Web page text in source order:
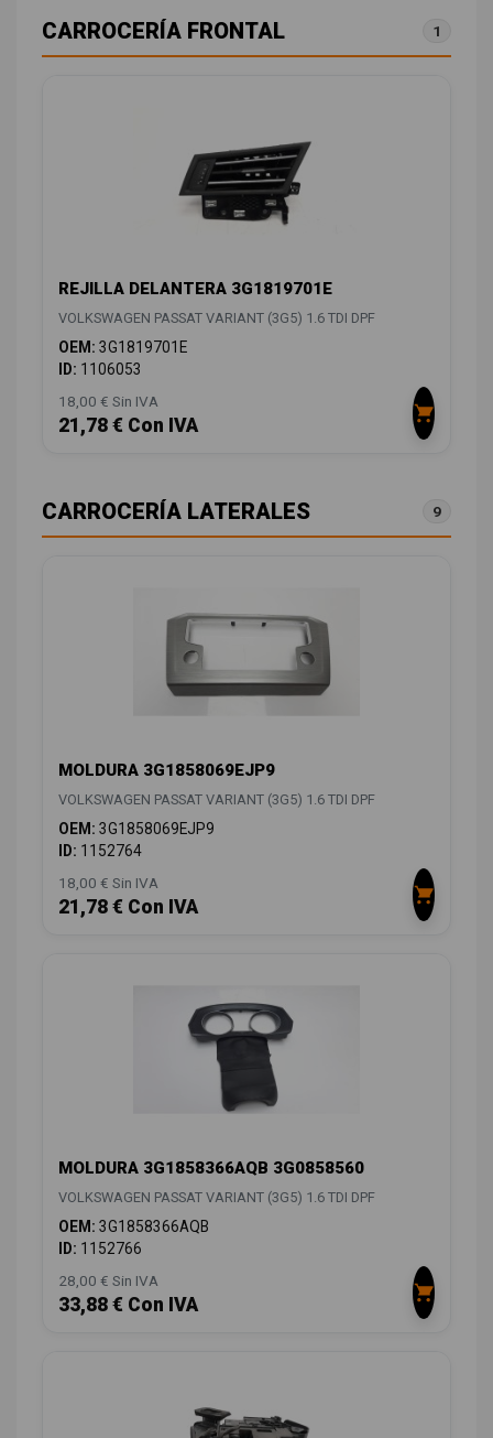
CARROCERÍA FRONTAL 1
REJILLA DELANTERA 3G1819701E
VOLKSWAGEN PASSAT VARIANT (3G5) 1.6 TDI DPF
OEM: 3G1819701E
ID: 1106053
18,00 € Sin IVA
21,78 € Con IVA
CARROCERÍA LATERALES 9
MOLDURA 3G1858069EJP9
VOLKSWAGEN PASSAT VARIANT (3G5) 1.6 TDI DPF
OEM: 3G1858069EJP9
ID: 1152764
18,00 € Sin IVA
21,78 € Con IVA
MOLDURA 3G1858366AQB 3G0858560
VOLKSWAGEN PASSAT VARIANT (3G5) 1.6 TDI DPF
OEM: 3G1858366AQB
ID: 1152766
28,00 € Sin IVA
33,88 € Con IVA